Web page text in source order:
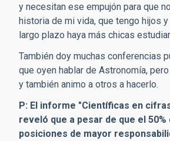
y necesitan ese empujón para que
historia de mi vida, que tengo hijos
largo plazo haya más chicas
También doy muchas conferencias
que oyen hablar de Astronomía,
y también animo a otros a hacerlo.
P: El informe "Científicas en
reveló que a pesar de que el
posiciones de mayor